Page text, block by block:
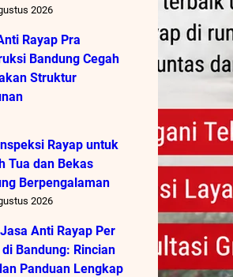
2026
Rayap Pra
Bandung Cegah
Struktur
Rayap untuk
Tua dan Bekas
Berpengalaman
2026
Anti Rayap Per
Bandung: Rincian
Panduan Lengkap